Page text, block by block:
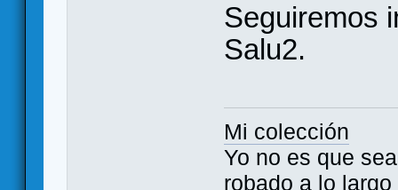
Seguiremos
Salu2.
Mi colección
Yo no es que
robado a lo